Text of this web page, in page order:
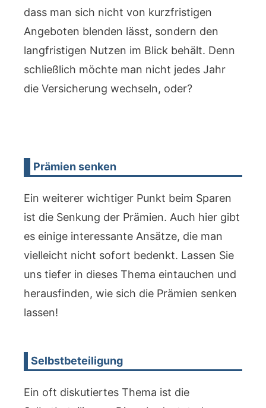
dass man sich nicht von kurzfristigen
Angeboten blenden lässt, sondern den
langfristigen Nutzen im Blick behält. Denn
schließlich möchte man nicht jedes Jahr
die Versicherung wechseln, oder?
Prämien senken
Ein weiterer wichtiger Punkt beim Sparen
ist die Senkung der Prämien. Auch hier gibt
es einige interessante Ansätze, die man
vielleicht nicht sofort bedenkt. Lassen Sie
uns tiefer in dieses Thema eintauchen und
herausfinden, wie sich die Prämien senken
lassen!
Selbstbeteiligung
Ein oft diskutiertes Thema ist die